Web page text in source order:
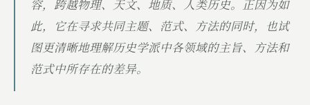
容，跨越物理、天文、地质、人类历史。正因为如
此，它在寻求共同主题、范式、方法的同时，也试
图更清晰地理解历史学派中各领域的主旨、方法和
范式中所存在的差异。